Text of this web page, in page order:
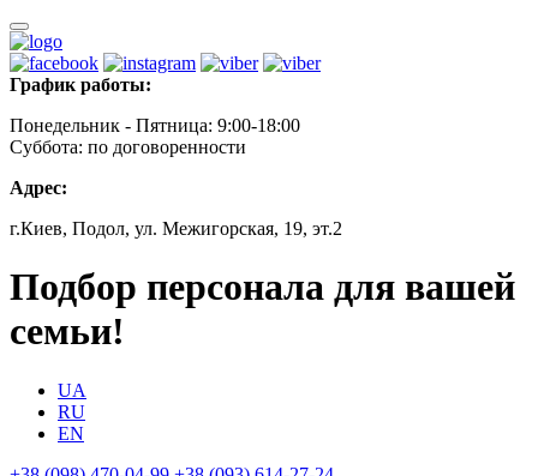
График работы:
Понедельник - Пятница: 9:00-18:00
Суббота: по договоренности
Адрес:
г.Киев, Подол, ул. Межигорская, 19, эт.2
Подбор персонала для вашей
семьи!
UA
RU
EN